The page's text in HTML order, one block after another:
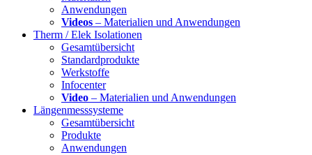
Anwendungen
Videos – Materialien und Anwendungen
Therm / Elek Isolationen
Gesamtübersicht
Standardprodukte
Werkstoffe
Infocenter
Video – Materialien und Anwendungen
Längenmesssysteme
Gesamtübersicht
Produkte
Anwendungen